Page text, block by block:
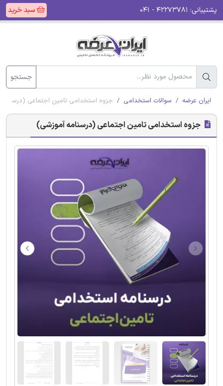
پشتیبانی: سبد خرید
جستجو
ایران عرضه سوالات استخدامی جزوه استخدامی تامین اجتماعی
جزوه استخدامی تامین اجتماعی (درسنامه آموزشی)